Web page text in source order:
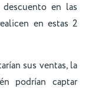
en las
en estas 2
sus ventas, la
podrían captar